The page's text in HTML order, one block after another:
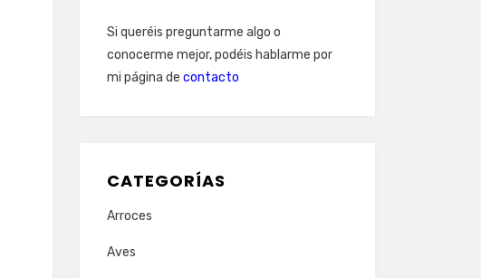
Si queréis preguntarme algo o
conocerme mejor, podéis hablarme por
mi página de contacto
CATEGORÍAS
Arroces
Aves